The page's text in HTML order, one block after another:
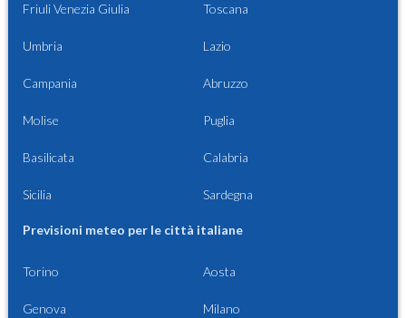
Friuli Venezia Giulia Toscana
Umbria Lazio
Campania Abruzzo
Molise Puglia
Basilicata Calabria
Sicilia Sardegna
Previsioni meteo per le città italiane
Torino Aosta
Genova Milano